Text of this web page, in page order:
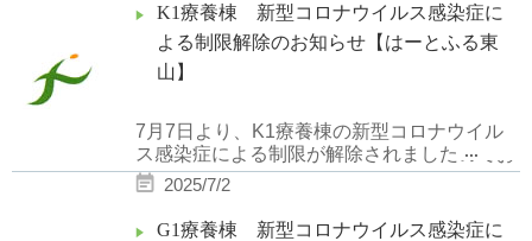
K1療養棟 新型コロナウイルス感染症に
よる制限解除のお知らせ【はーとふる東
山】
7月7日より、K1療養棟の新型コロナウイル
ス感染症による制限が解除されましたのでお
知らせいたします。
...
2025/7/2
G1療養棟 新型コロナウイルス感染症に